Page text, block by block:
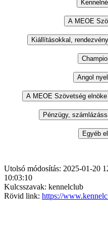
Utolsó módosítás: 2025-01-20
10:03:10
Kulcsszavak: kennelclub
Rövid link: https://